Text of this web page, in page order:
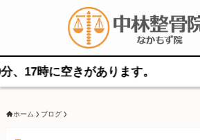
きがあります。
ホーム ブログ